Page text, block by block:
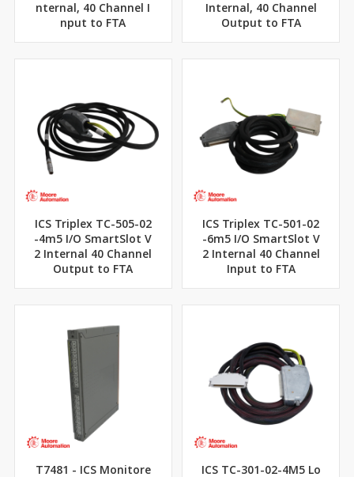
nternal, 40 Channel I
nput to FTA
Internal, 40 Channel
Output to FTA
ICS Triplex TC-505-02
-4m5 I/O SmartSlot V
2 Internal 40 Channel
Output to FTA
ICS Triplex TC-501-02
-6m5 I/O SmartSlot V
2 Internal 40 Channel
Input to FTA
T7481 - ICS Monitore
ICS TC-301-02-4M5 Lo